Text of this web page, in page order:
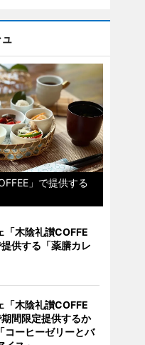
」で提供する
「木陰礼讃COFFE
供する「薬膳カレ
「木陰礼讃COFFE
間限定提供するか
コーヒーゼリーとバ